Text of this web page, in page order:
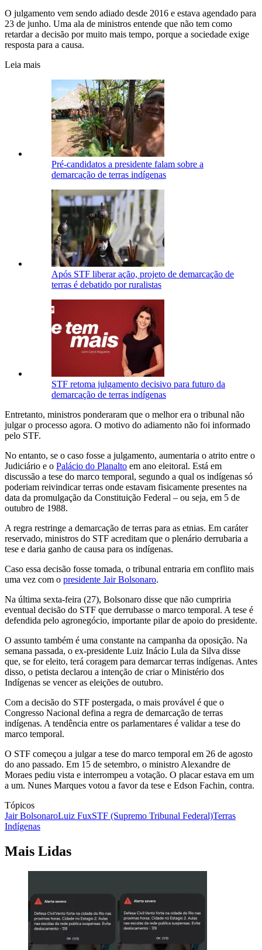
O julgamento vem sendo adiado desde 2016 e estava agendado para
23 de junho. Uma ala de ministros entende que não tem como
retardar a decisão por muito mais tempo, porque a sociedade exige
resposta para a causa.
Leia mais
Pré-candidatos a presidente falam sobre a
demarcação de terras indígenas
Após STF liberar ação, projeto de demarcação de
terras é debatido por ruralistas
STF retoma julgamento decisivo para futuro da
demarcação de terras indígenas
Entretanto, ministros ponderaram que o melhor era o tribunal não
julgar o processo agora. O motivo do adiamento não foi informado
pelo STF.
No entanto, se o caso fosse a julgamento, aumentaria o atrito entre o
Judiciário e o Palácio do Planalto em ano eleitoral. Está em
discussão a tese do marco temporal, segundo a qual os indígenas só
poderiam reivindicar terras onde estavam fisicamente presentes na
data da promulgação da Constituição Federal – ou seja, em 5 de
outubro de 1988.
A regra restringe a demarcação de terras para as etnias. Em caráter
reservado, ministros do STF acreditam que o plenário derrubaria a
tese e daria ganho de causa para os indígenas.
Caso essa decisão fosse tomada, o tribunal entraria em conflito mais
uma vez com o presidente Jair Bolsonaro.
Na última sexta-feira (27), Bolsonaro disse que não cumpriria
eventual decisão do STF que derrubasse o marco temporal. A tese é
defendida pelo agronegócio, importante pilar de apoio do presidente.
O assunto também é uma constante na campanha da oposição. Na
semana passada, o ex-presidente Luiz Inácio Lula da Silva disse
que, se for eleito, terá coragem para demarcar terras indígenas. Antes
disso, o petista declarou a intenção de criar o Ministério dos
Indígenas se vencer as eleições de outubro.
Com a decisão do STF postergada, o mais provável é que o
Congresso Nacional defina a regra de demarcação de terras
indígenas. A tendência entre os parlamentares é validar a tese do
marco temporal.
O STF começou a julgar a tese do marco temporal em 26 de agosto
do ano passado. Em 15 de setembro, o ministro Alexandre de
Moraes pediu vista e interrompeu a votação. O placar estava em um
a um. Nunes Marques votou a favor da tese e Edson Fachin, contra.
Tópicos
Jair BolsonaroLuiz FuxSTF (Supremo Tribunal Federal)Terras
Indígenas
Mais Lidas